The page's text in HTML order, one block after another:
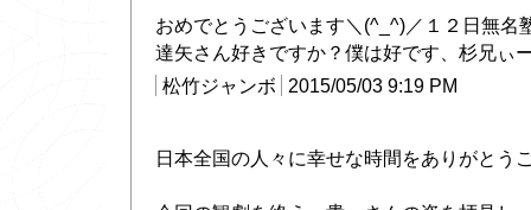
おめでとうございます＼(^_^)／１２日無名
達矢さん好きですか？僕は好です、杉兄ぃ
松竹ジャンボ
2015/05/03 9:19 PM
日本全国の人々に幸せな時間をありがとう